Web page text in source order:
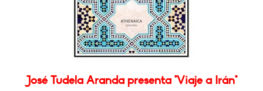
José Tudela Aranda presenta "Viaje a Irán"